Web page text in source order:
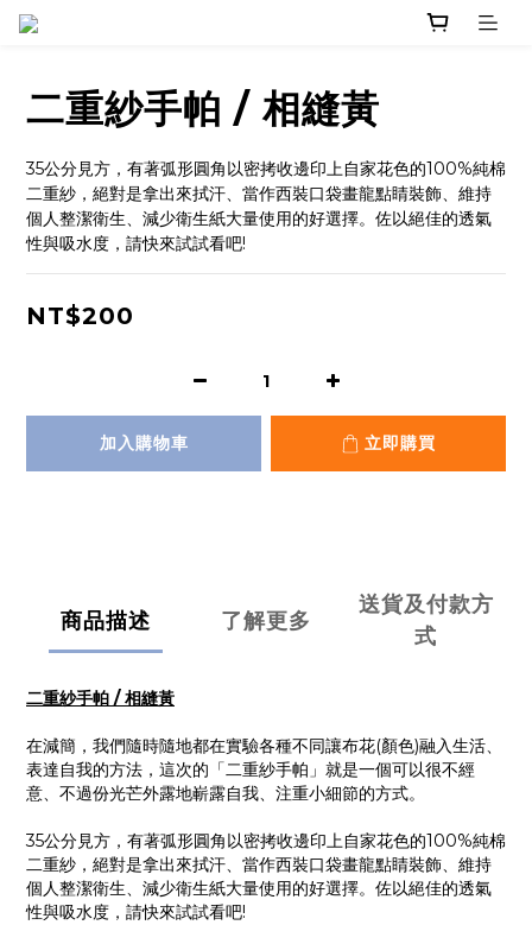
二重紗手帕 / 相縫黃
35公分見方，有著弧形圓角以密拷收邊印上自家花色的100%純棉
二重紗，絕對是拿出來拭汗、當作西裝口袋畫龍點睛裝飾、維持
個人整潔衛生、減少衛生紙大量使用的好選擇。佐以絕佳的透氣
性與吸水度，請快來試試看吧!
NT$200
加入購物車 立即購買
商品描述 了解更多
送貨及付款方
式
二重紗手帕 / 相縫黃
在減簡，我們隨時隨地都在實驗各種不同讓布花(顏色)融入生活、
表達自我的方法，這次的「二重紗手帕」就是一個可以很不經
意、不過份光芒外露地嶄露自我、注重小細節的方式。
35公分見方，有著弧形圓角以密拷收邊印上自家花色的100%純棉
二重紗，絕對是拿出來拭汗、當作西裝口袋畫龍點睛裝飾、維持
個人整潔衛生、減少衛生紙大量使用的好選擇。佐以絕佳的透氣
性與吸水度，請快來試試看吧!